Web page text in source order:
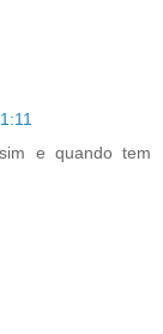
e quando tem